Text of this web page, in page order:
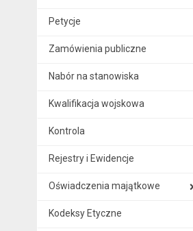
Petycje
Zamówienia publiczne
Nabór na stanowiska
Kwalifikacja wojskowa
Kontrola
Rejestry i Ewidencje
Oświadczenia majątkowe
Kodeksy Etyczne